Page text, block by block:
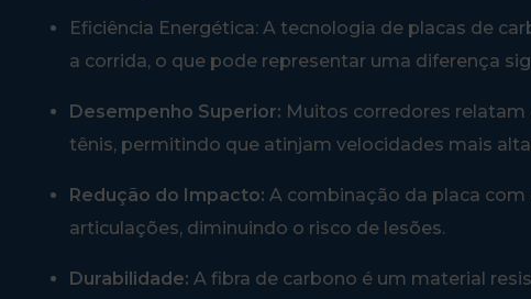
Eficiência Energética: A tecnologia de placas de
a corrida, o que pode representar uma diferença
Desempenho Superior: Muitos corredores relatam
tênis, permitindo que atinjam velocidades mais
Redução do Impacto: A combinação da placa
articulações, diminuindo o risco de lesões.
Durabilidade: A fibra de carbono é um material